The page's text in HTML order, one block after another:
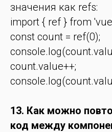
значения как refs:
import { ref } from
const count = ref(0);
count.value++;
13. Как можно
код между